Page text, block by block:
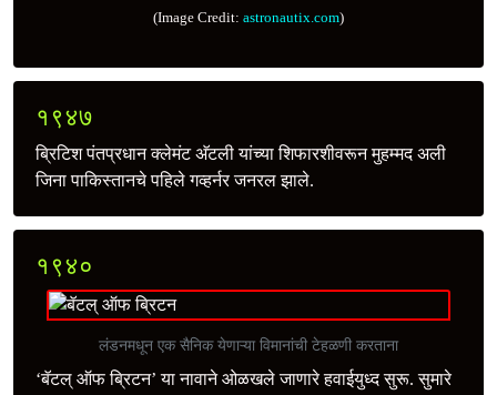
(Image Credit: astronautix.com)
१९४७
ब्रिटिश पंतप्रधान क्लेमंट अ‍ॅटली यांच्या शिफारशीवरून मुहम्मद अली
जिना पाकिस्तानचे पहिले गव्हर्नर जनरल झाले.
१९४०
लंडनमधून एक सैनिक येणाऱ्या विमानांची टेहळणी करताना
‘बॅटल् ऑफ ब्रिटन’ या नावाने ओळखले जाणारे हवाईयुध्द सुरू. सुमारे